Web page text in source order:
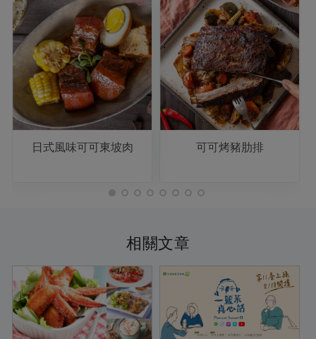
日式風味可可東坡肉 可可烤豬肋排
相關文章